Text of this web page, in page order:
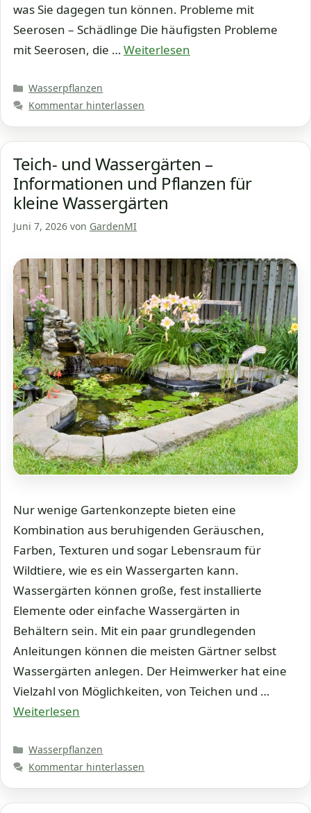
was Sie dagegen tun können. Probleme mit
Seerosen – Schädlinge Die häufigsten Probleme
mit Seerosen, die …Weiterlesen
Kategorien
Wasserpflanzen
Kommentar hinterlassen
Teich- und Wassergärten –
Informationen und Pflanzen für
kleine Wassergärten
Juni 7, 2026 von GardenMI
Nur wenige Gartenkonzepte bieten eine
Kombination aus beruhigenden Geräuschen,
Farben, Texturen und sogar Lebensraum für
Wildtiere, wie es ein Wassergarten kann.
Wassergärten können große, fest installierte
Elemente oder einfache Wassergärten in
Behältern sein. Mit ein paar grundlegenden
Anleitungen können die meisten Gärtner selbst
Wassergärten anlegen. Der Heimwerker hat eine
Vielzahl von Möglichkeiten, von Teichen und …
Weiterlesen
Kategorien
Wasserpflanzen
Kommentar hinterlassen